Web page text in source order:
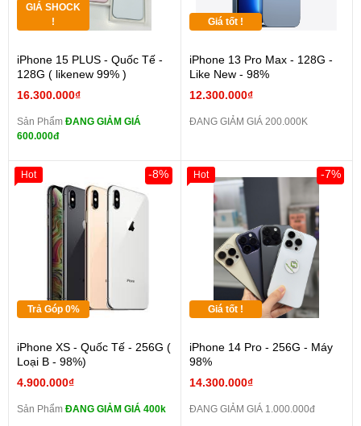
GIÁ SHOCK
!
iPhone 15 PLUS - Quốc Tế -
128G ( likenew 99% )
16.300.000₫
Sản Phẩm ĐANG GIẢM GIÁ
600.000đ
Giá tốt !
iPhone 13 Pro Max - 128G -
Like New - 98%
12.300.000₫
ĐANG GIẢM GIÁ 200.000K
Trả Góp 0%
iPhone XS - Quốc Tế - 256G (
Loại B - 98%)
4.900.000₫
-8%
Sản Phẩm ĐANG GIẢM GIÁ 400k
Hot
Giá tốt !
iPhone 14 Pro - 256G - Máy
98%
14.300.000₫
-7%
ĐANG GIẢM GIÁ 1.000.000đ
Hot